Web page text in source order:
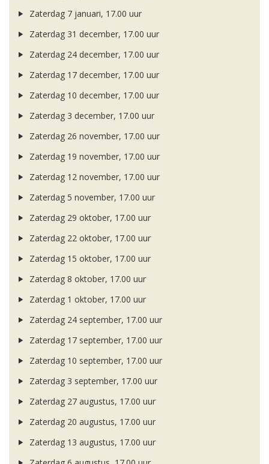
Zaterdag 7 januari, 17.00 uur
Zaterdag 31 december, 17.00 uur
Zaterdag 24 december, 17.00 uur
Zaterdag 17 december, 17.00 uur
Zaterdag 10 december, 17.00 uur
Zaterdag 3 december, 17.00 uur
Zaterdag 26 november, 17.00 uur
Zaterdag 19 november, 17.00 uur
Zaterdag 12 november, 17.00 uur
Zaterdag 5 november, 17.00 uur
Zaterdag 29 oktober, 17.00 uur
Zaterdag 22 oktober, 17.00 uur
Zaterdag 15 oktober, 17.00 uur
Zaterdag 8 oktober, 17.00 uur
Zaterdag 1 oktober, 17.00 uur
Zaterdag 24 september, 17.00 uur
Zaterdag 17 september, 17.00 uur
Zaterdag 10 september, 17.00 uur
Zaterdag 3 september, 17.00 uur
Zaterdag 27 augustus, 17.00 uur
Zaterdag 20 augustus, 17.00 uur
Zaterdag 13 augustus, 17.00 uur